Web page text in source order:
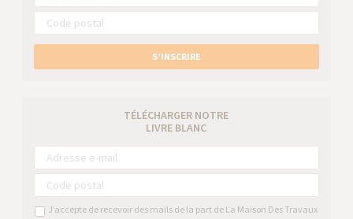
S’INSCRIRE
TÉLÉCHARGER NOTRE
LIVRE BLANC
J’accepte de recevoir des mails de la part de La Maison Des Travaux